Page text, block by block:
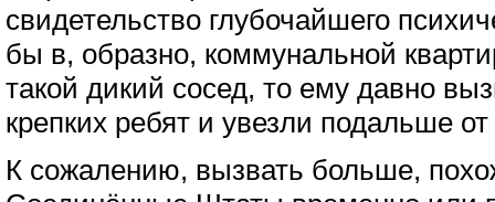
свидетельство глубочайшего
бы в, образно, коммунальной
такой дикий сосед, то ему давно
крепких ребят и увезли подальше
К сожалению, вызвать больше,